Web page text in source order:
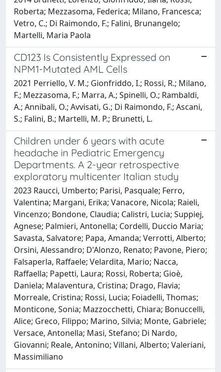
Roberta; Mezzasoma, Federica; Milano, Francesca;
Vetro, C.; Di Raimondo, F.; Falini, Brunangelo;
Martelli, Maria Paola
CD123 Is Consistently Expressed on
NPM1-Mutated AML Cells
2021 Perriello, V. M.; Gionfriddo, I.; Rossi, R.; Milano,
F.; Mezzasoma, F.; Marra, A.; Spinelli, O.; Rambaldi,
A.; Annibali, O.; Avvisati, G.; Di Raimondo, F.; Ascani,
S.; Falini, B.; Martelli, M. P.; Brunetti, L.
Children under 6 years with acute
headache in Pediatric Emergency
Departments. A 2-year retrospective
exploratory multicenter Italian study
2023 Raucci, Umberto; Parisi, Pasquale; Ferro,
Valentina; Margani, Erika; Vanacore, Nicola; Raieli,
Vincenzo; Bondone, Claudia; Calistri, Lucia; Suppiej,
Agnese; Palmieri, Antonella; Cordelli, Duccio Maria;
Savasta, Salvatore; Papa, Amanda; Verrotti, Alberto;
Orsini, Alessandro; D'Alonzo, Renato; Pavone, Piero;
Falsaperla, Raffaele; Velardita, Mario; Nacca,
Raffaella; Papetti, Laura; Rossi, Roberta; Gioè,
Daniela; Malaventura, Cristina; Drago, Flavia;
Morreale, Cristina; Rossi, Lucia; Foiadelli, Thomas;
Monticone, Sonia; Mazzocchetti, Chiara; Bonuccelli,
Alice; Greco, Filippo; Marino, Silvia; Monte, Gabriele;
Versace, Antonella; Masi, Stefano; Di Nardo,
Giovanni; Reale, Antonino; Villani, Alberto; Valeriani,
Massimiliano